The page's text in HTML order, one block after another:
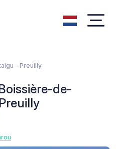
- Preuilly
de-